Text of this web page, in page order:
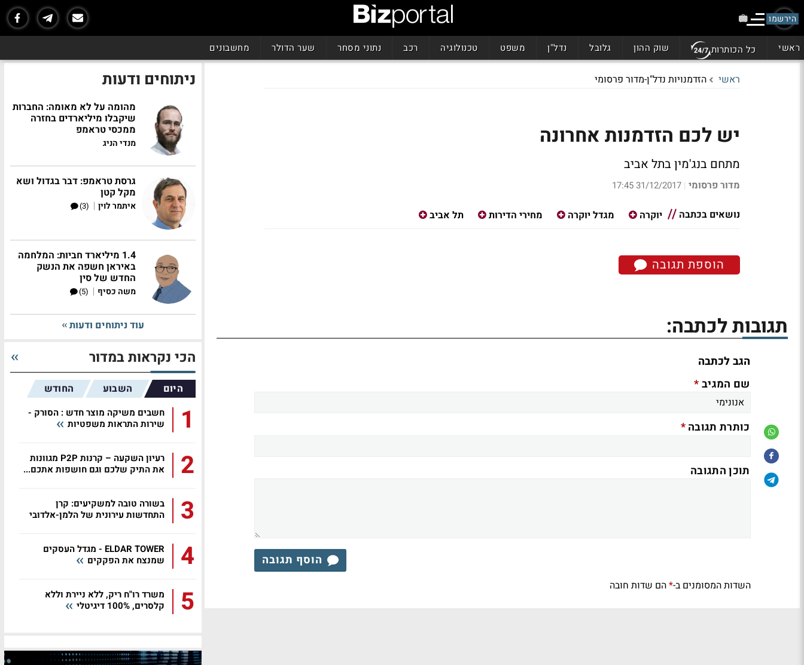
הירשמו
ראשי כל הכותרות שוק ההון גלובל נדל"ן משפט טכנולוגיה רכב נתוני מסחר שער הדולר מחשבונים
ראשי הזדמנויות נדל"ן-מדור פרסומי
יש לכם הזדמנות אחרונה
מתחם בנג'מין בתל אביב
מדור פרסומי |
31/12/2017 17:45
נושאים בכתבה יוקרה מגדל יוקרה מחירי הדירות תל אביב
הוספת תגובה
תגובות לכתבה:
הגב לכתבה
שם המגיב*
כותרת תגובה*
תוכן התגובה
הוסף תגובה
השדות המסומנים ב-*הם שדות חובה
ניתוחים ודעות
מהומה על לא מאומה: החברות
שיקבלו מיליארדים בחזרה
ממכסי טראמפ
מנדי הניג
גרסת טראמפ: דבר בגדול ושא
מקל קטן
איתמר לוין |
(3)
1.4 מיליארד חביות: המלחמה
באיראן חשפה את הנשק
החדש של סין
משה כסיף |
(5)
עוד ניתוחים ודעות
הכי נקראות במדור
היום השבוע החודש
1
חשבים משיקה מוצר חדש : הסורק -
שירות התראות משפטיות
2
רעיון השקעה – קרנות P2P מגוונות
את התיק שלכם וגם חושפות אתכם...
3
בשורה טובה למשקיעים: קרן
התחדשות עירונית של הלמן-אלדובי
4
ELDAR TOWER - מגדל העסקים
שמנצח את הפקקים
5
משרד רו"ח ריק, ללא ניירת וללא
קלסרים, 100% דיגיטלי